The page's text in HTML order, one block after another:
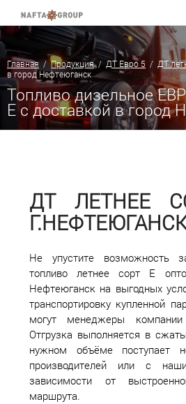
Главная /Продукция/ ДТ Евро 5 / ДТ
в город Нефтеюганск
Топливо дизельное
E с доставкой в город
ДТ ЛЕТНЕЕ
Не упустите возможность
топливо летнее сорт Е
Нефтеюганск на выгодных
транспортировку купленной
могут менеджеры
Отгрузка выполняется в
нужном объёме поступает
производителей или с
зависимости от
маршрута.